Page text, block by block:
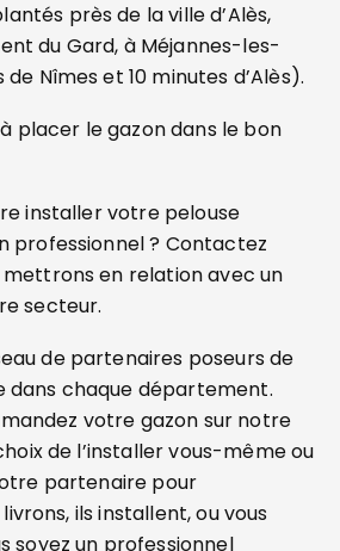
près de la ville d’Alès,
du Gard, à Méjannes-les-
Nîmes et 10 minutes d’Alès).
placer le gazon dans le bon
installer votre pelouse
professionnel ? Contactez
mettrons en relation avec un
secteur.
de partenaires poseurs de
dans chaque département.
votre gazon sur notre
de l’installer vous-même ou
partenaire pour
ils installent, ou vous
soyez un professionnel